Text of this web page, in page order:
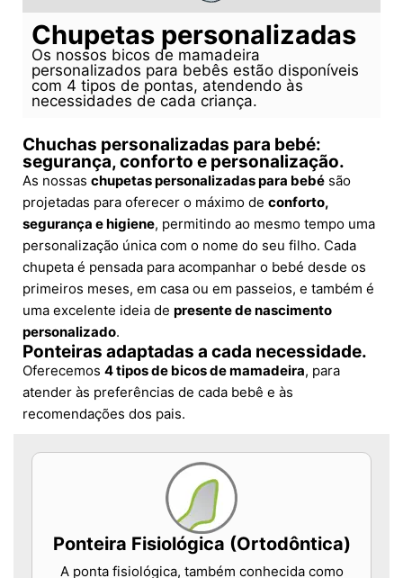
Chupetas personalizadas
Os nossos bicos de mamadeira
personalizados para bebês estão disponíveis
com 4 tipos de pontas, atendendo às
necessidades de cada criança.
Chuchas personalizadas para bebé:
segurança, conforto e personalização.
As nossas chupetas personalizadas para bebé são
projetadas para oferecer o máximo de conforto,
segurança e higiene, permitindo ao mesmo tempo uma
personalização única com o nome do seu filho. Cada
chupeta é pensada para acompanhar o bebé desde os
primeiros meses, em casa ou em passeios, e também é
uma excelente ideia de presente de nascimento
personalizado.
Ponteiras adaptadas a cada necessidade.
Oferecemos 4 tipos de bicos de mamadeira, para
atender às preferências de cada bebê e às
recomendações dos pais.
Ponteira Fisiológica (Ortodôntica)
A ponta fisiológica, também conhecida como